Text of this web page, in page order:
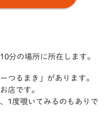
分の場所に所在します。
つるまき」があります。
店です。
1度覗いてみるのもありで